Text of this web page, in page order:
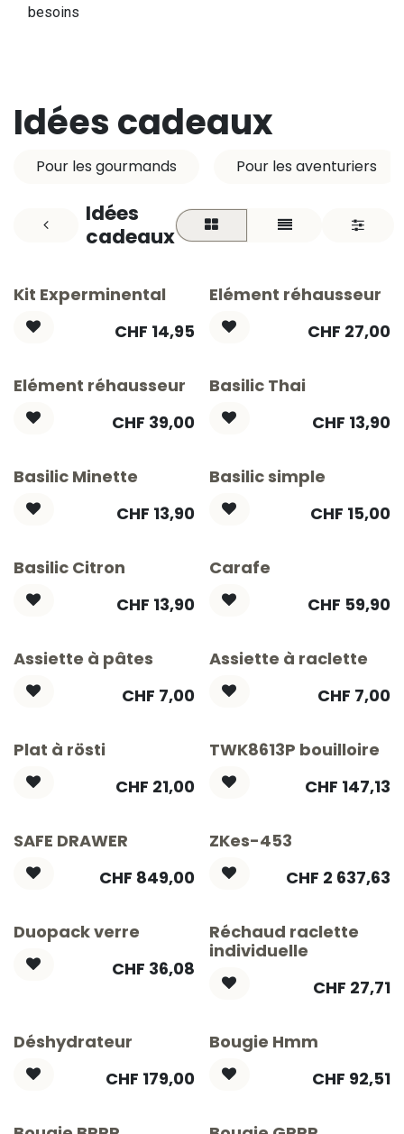
besoins
Idées cadeaux
Pour les gourmands Pour les aventuriers
Idées
cadeaux
Kit Experminental
CHF 14,95
Elément réhausseur
CHF 27,00
Elément réhausseur
CHF 39,00
Basilic Thai
CHF 13,90
Basilic Minette
CHF 13,90
Basilic simple
CHF 15,00
Basilic Citron
CHF 13,90
Carafe
CHF 59,90
Assiette à pâtes
CHF 7,00
Assiette à raclette
CHF 7,00
Plat à rösti
CHF 21,00
TWK8613P bouilloire
CHF 147,13
SAFE DRAWER
CHF 849,00
ZKes-453
CHF 2 637,63
Duopack verre
CHF 36,08
Réchaud raclette
individuelle
CHF 27,71
Déshydrateur
CHF 179,00
Bougie Hmm
CHF 92,51